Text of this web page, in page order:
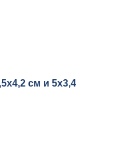
см и 5х3,4